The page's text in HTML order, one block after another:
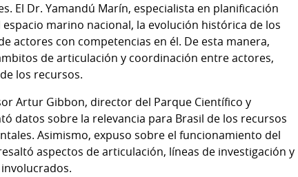
El Dr. Yamandú Marín, especialista en planificación
marino nacional, la evolución histórica de los
actores con competencias en él. De esta manera,
de articulación y coordinación entre actores,
los recursos.
Artur Gibbon, director del Parque Científico y
datos sobre la relevancia para Brasil de los recursos
Asimismo, expuso sobre el funcionamiento del
aspectos de articulación, líneas de investigación y